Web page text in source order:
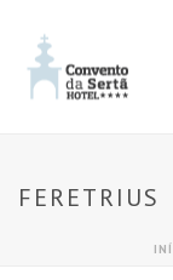
FERETRIUS